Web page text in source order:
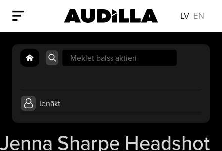
LV EN
Search
for:
Ienākt
Jenna Sharpe Headshot